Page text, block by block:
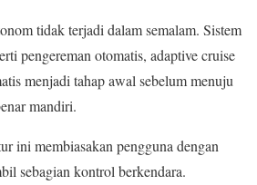
tidak terjadi dalam semalam. Sistem
pengereman otomatis, adaptive cruise
menjadi tahap awal sebelum menuju
mandiri.
ini membiasakan pengguna dengan
sebagian kontrol berkendara.